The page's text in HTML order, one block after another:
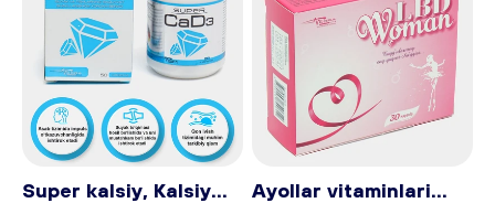
Super kalsiy, Kalsiy
Ayollar vitaminlari